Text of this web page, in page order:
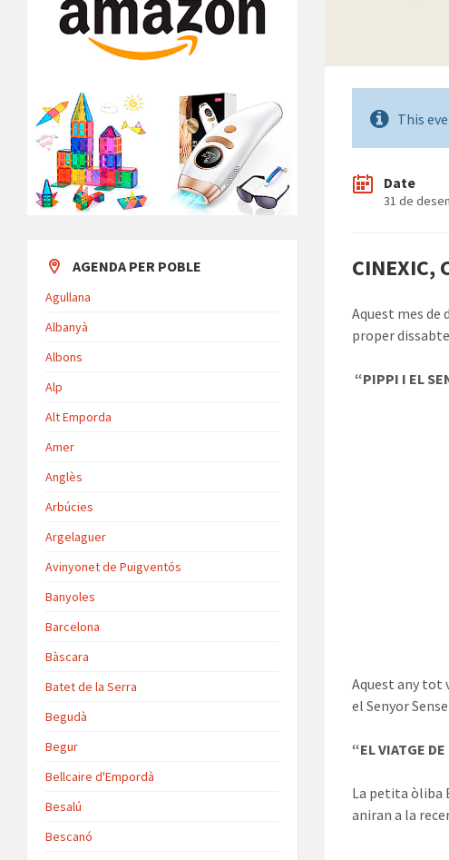
This
Date
31 de
Aquest mes de
proper
“PIPPI I EL
Aquest any tot
el Senyor
“EL VIATGE
La petita òliba
aniran a la
AGENDA PER POBLE
Agullana
Albanyà
Albons
Alp
Alt Emporda
Amer
Anglès
Arbúcies
Argelaguer
Avinyonet de Puigventós
Banyoles
Barcelona
Bàscara
Batet de la Serra
Begudà
Begur
Bellcaire d'Empordà
Besalú
Bescanó